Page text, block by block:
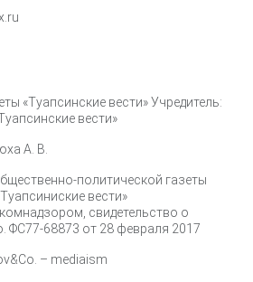
«Туапсинские вести» Учредитель:
вести»
А. В.
политической газеты
вести»
свидетельство о
ФС77-68873 от 28 февраля 2017
– mediaism